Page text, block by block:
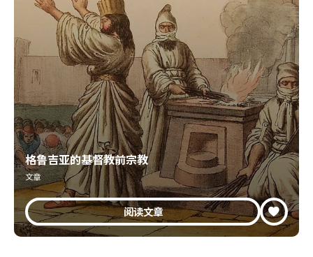
格鲁吉亚的基督教前宗教
文章
阅读文章